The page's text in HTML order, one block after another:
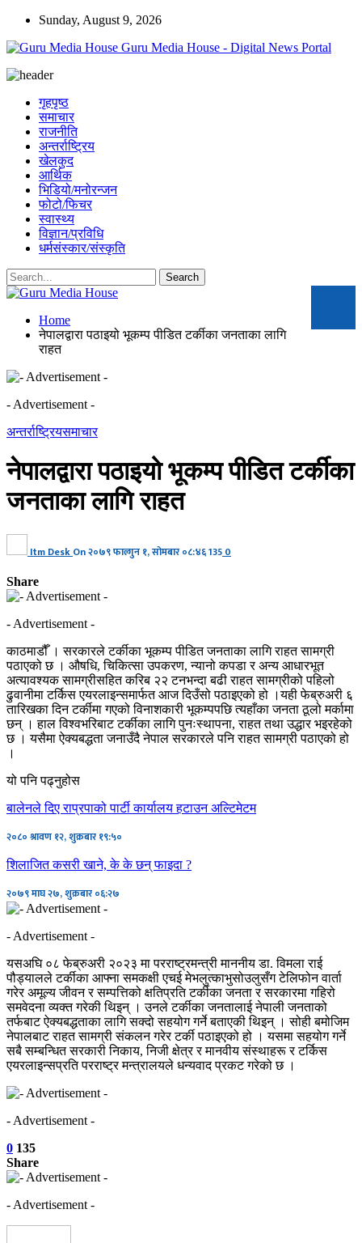
Sunday, August 9, 2026
Guru Media House - Digital News Portal
गृहपृष्ठ
समाचार
राजनीति
अन्तर्राष्ट्रिय
खेलकुद
आर्थिक
भिडियो/मनोरन्जन
फोटो/फिचर
स्वास्थ्य
विज्ञान/प्रविधि
धर्मसंस्कार/संस्कृति
Home
नेपालद्वारा पठाइयो भूकम्प पीडित टर्कीका जनताका लागि
राहत
- Advertisement -
अन्तर्राष्ट्रियसमाचार
नेपालद्वारा पठाइयो भूकम्प पीडित टर्कीका
जनताका लागि राहत
Itm Desk On२०७९ फाल्गुन १, सोमबार ०८:४६135 0
Share
- Advertisement -
काठमाडौँ । सरकारले टर्कीका भूकम्प पीडित जनताका लागि राहत सामग्री
पठाएको छ । औषधि, चिकित्सा उपकरण, न्यानो कपडा र अन्य आधारभूत
अत्यावश्यक सामग्रीसहित करिब २२ टनभन्दा बढी राहत सामग्रीको पहिलो
ढुवानीमा टर्किस एयरलाइन्समार्फत आज दिउँसो पठाइएको हो ।यही फेब्रुअरी ६
तारिखका दिन टर्कीमा गएको विनाशकारी भूकम्पपछि त्यहाँका जनता ठूलो मर्कामा
छन् । हाल विश्वभरिबाट टर्कीका लागि पुनःस्थापना, राहत तथा उद्धार भइरहेको
छ । यसैमा ऐक्यबद्धता जनाउँदै नेपाल सरकारले पनि राहत सामग्री पठाएको हो
।
यो पनि पढ्नुहोस
बालेनले दिए राप्रपाको पार्टी कार्यालय हटाउन अल्टिमेटम
२०८० श्रावण १२, शुक्रबार १९:५०
शिलाजित कसरी खाने, के के छन् फाइदा ?
२०७९ माघ २७, शुक्रबार ०६:२७
- Advertisement -
यसअघि ०८ फेब्रुअरी २०२३ मा परराष्ट्रमन्त्री माननीय डा. विमला राई
पौड्यालले टर्कीका आफ्ना समकक्षी एचई मेभलुत्काभुसोउलुसँग टेलिफोन वार्ता
गरेर अमूल्य जीवन र सम्पत्तिको क्षतिप्रति टर्कीका जनता र सरकारमा गहिरो
समवेदना व्यक्त गरेकी थिइन् । उनले टर्कीका जनतालाई नेपाली जनताको
तर्फबाट ऐक्यबद्धताका लागि सक्दो सहयोग गर्ने बताएकी थिइन् । सोही बमोजिम
नेपालबाट राहत सामग्री संकलन गरेर टर्की पठाइएको हो । यसमा सहयोग गर्ने
सबै सम्बन्धित सरकारी निकाय, निजी क्षेत्र र मानवीय संस्थाहरू र टर्किस
एयरलाइन्सप्रति परराष्ट्र मन्त्रालयले धन्यवाद प्रकट गरेको छ ।
- Advertisement -
0 135
Share
- Advertisement -